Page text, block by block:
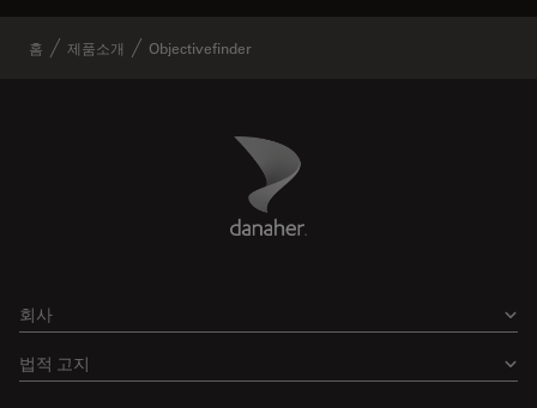
홈 제품소개 Objectivefinder
Danaher Logo
회사
법적 고지